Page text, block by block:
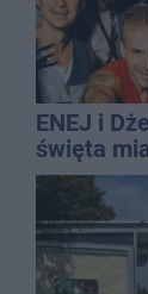
ENEJ i
święta